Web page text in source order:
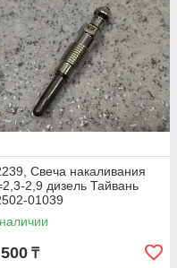
Свеча накаливания
2,9 дизель Тайвань
01039
₸